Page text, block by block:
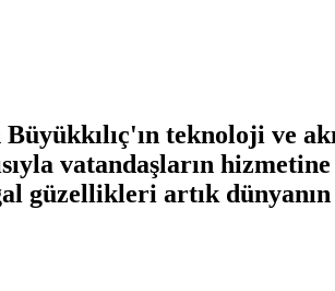
teknoloji ve
vatandaşların
güzellikleri artık